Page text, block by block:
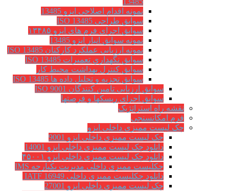
نمونه اقدام اصلاحی ایزو 13485
سوابق طراحی ISO 13485
سوابق اجرای فرم های ایزو ۱۳۴۸۵
نمونه سوابق انبار ایزو 13485
نمونه ارزیابی عملکرد کارکنان ISO 13485
سوابق نگهداري تعميرات ISO 13485
سوابق کنترل بهداشت محیط کار
سوابق تجزیه و تحلیل داده ها ISO 13485
سوابق ارزیابی تامین کنندگان ISO 9001
سوابق اجرای ریسکها و فرصتها
نقشه راه استراتژیک
فرم امکانسنجی
چک لیست ممیزی داخلی ایزو
چک لیست ممیزی داخلی ایزو 9001
دانلود چک لیست ممیزی داخلی ایزو 14001
دانلود چک لیست ممیزی داخلی ایزو ۴۵۰۰۱
چکلیست ممیزی داخلی مدیریت یکپارچه IMS
دانلود چکلیست ممیزی داخلی IATF 16949
چک لیست ممیزی داخلی ایزو 27001